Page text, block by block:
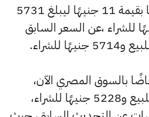
شهد سعر عيار 24 تراجعًا بقيمة 11 جنيهًا ليبلغ 5731
و5703 جنيهًا للشراء ،عن السعر السابق
عيار 22 انخفاضًا بالسوق المصري الآن،
حيث بلغ 5254 جنيهًا للبيع و5228 جنيهًا للشراء،